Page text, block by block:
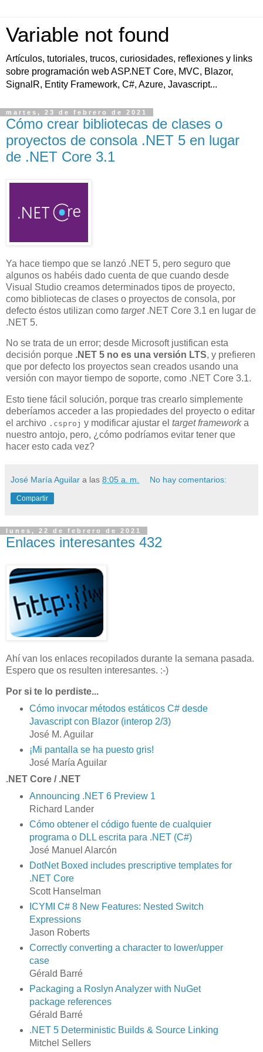
Variable not found
Artículos, tutoriales, trucos, curiosidades, reflexiones y links
sobre programación web ASP.NET Core, MVC, Blazor,
SignalR, Entity Framework, C#, Azure, Javascript...
martes, 23 de febrero de 2021
Cómo crear bibliotecas de clases o
proyectos de consola .NET 5 en lugar
de .NET Core 3.1
Ya hace tiempo que se lanzó .NET 5, pero seguro que
algunos os habéis dado cuenta de que cuando desde
Visual Studio creamos determinados tipos de proyecto,
como bibliotecas de clases o proyectos de consola, por
defecto éstos utilizan como target.NET Core 3.1 en lugar de
.NET 5.
No se trata de un error; desde Microsoft justifican esta
decisión porque .NET 5 no es una versión LTS, y prefieren
que por defecto los proyectos sean creados usando una
versión con mayor tiempo de soporte, como .NET Core 3.1.
Esto tiene fácil solución, porque tras crearlo simplemente
deberíamos acceder a las propiedades del proyecto o editar
el archivo .csproj y modificar ajustar el target frameworka
nuestro antojo, pero, ¿cómo podríamos evitar tener que
hacer esto cada vez?
José María Aguilar a las 8:05 a. m. No hay comentarios:
Compartir
lunes, 22 de febrero de 2021
Enlaces interesantes 432
Ahí van los enlaces recopilados durante la semana pasada.
Espero que os resulten interesantes. :-)
Por si te lo perdiste...
Cómo invocar métodos estáticos C# desde
Javascript con Blazor (interop 2/3)
José M. Aguilar
¡Mi pantalla se ha puesto gris!
José María Aguilar
.NET Core / .NET
Announcing .NET 6 Preview 1
Richard Lander
Cómo obtener el código fuente de cualquier
programa o DLL escrita para .NET (C#)
José Manuel Alarcón
DotNet Boxed includes prescriptive templates for
.NET Core
Scott Hanselman
ICYMI C# 8 New Features: Nested Switch
Expressions
Jason Roberts
Correctly converting a character to lower/upper
case
Gérald Barré
Packaging a Roslyn Analyzer with NuGet
package references
Gérald Barré
.NET 5 Deterministic Builds & Source Linking
Mitchel Sellers